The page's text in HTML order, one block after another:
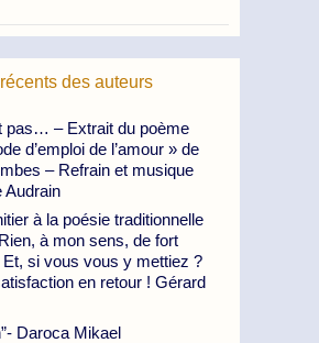
des auteurs
pas… – Extrait du poème
d’emploi de l’amour » de
– Refrain et musique
Audrain
à la poésie traditionnelle
à mon sens, de fort
si vous vous y mettiez ?
en retour ! Gérard
Daroca Mikael